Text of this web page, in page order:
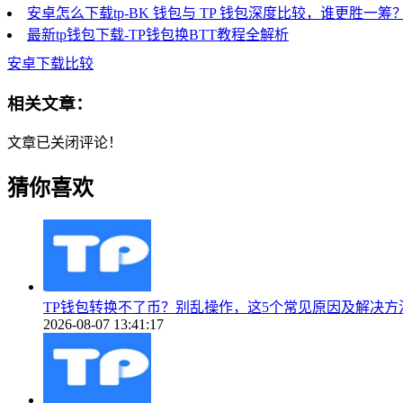
安卓怎么下载tp-BK 钱包与 TP 钱包深度比较，谁更胜一筹
最新tp钱包下载-TP钱包换BTT教程全解析
安卓下载比较
相关文章：
文章已关闭评论！
猜你喜欢
TP钱包转换不了币？别乱操作，这5个常见原因及解决方
2026-08-07 13:41:17